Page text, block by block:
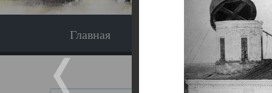
Главная Экскурсия